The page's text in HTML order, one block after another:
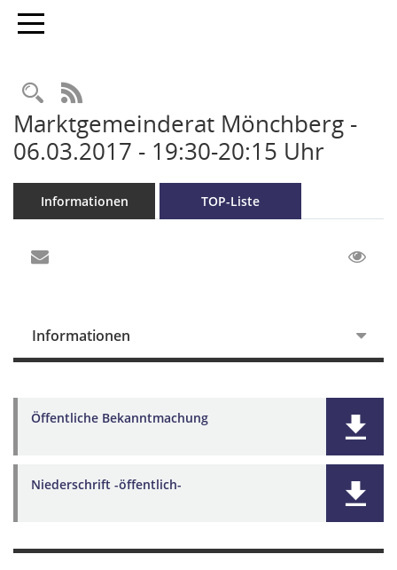
Toggle navigation
RSS-Feed
Marktgemeinderat Mönchberg -
06.03.2017 - 19:30-20:15 Uhr
Informationen TOP-Liste
Informationen
Öffentliche Bekanntmachung
Niederschrift -öffentlich-